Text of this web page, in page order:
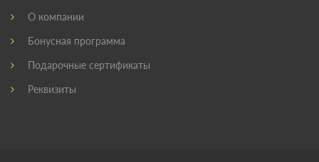
О компании
Бонусная программа
Подарочные сертификаты
Реквизиты